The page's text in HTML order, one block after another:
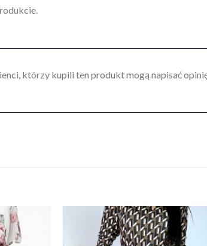
którzy kupili ten produkt mogą napisać